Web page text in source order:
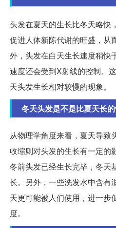
头发在夏天的生长比冬天略快
促进人体新陈代谢的旺盛，从
外，头发在白天生长速度稍快
速度还会受到X射线的控制。
天头发生长相对较慢的现象。
冬天头发是不是比夏天长
从物理学角度来看，夏天导致
收缩则对头发的生长有一定的
冬前头发已经生长完毕，冬天
长。另外，一些洗发水中含有
天更可能被人们使用，进一步
度。